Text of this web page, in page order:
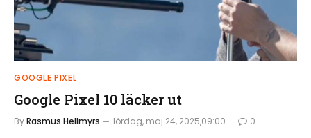
GOOGLE PIXEL
Google Pixel 10 läcker ut
ByRasmus Hellmyrs lördag, maj 24, 2025,09:00 0